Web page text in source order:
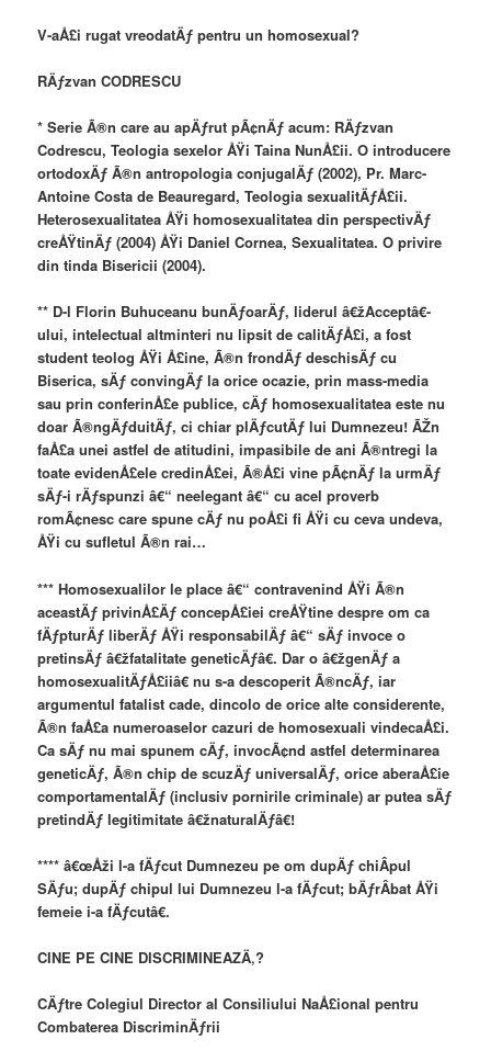
V-aÅ£i rugat vreodatÄƒ pentru un homosexual?
RÄƒzvan CODRESCU
* Serie Ã®n care au apÄƒrut pÃ¢nÄƒ acum: RÄƒzvan
Codrescu, Teologia sexelor ÅŸi Taina NunÅ£ii. O introducere
ortodoxÄƒ Ã®n antropologia conjugalÄƒ (2002), Pr. Marc-
Antoine Costa de Beauregard, Teologia sexualitÄƒÅ£ii.
Heterosexualitatea ÅŸi homosexualitatea din perspectivÄƒ
creÅŸtinÄƒ (2004) ÅŸi Daniel Cornea, Sexualitatea. O privire
din tinda Bisericii (2004).
** D-l Florin Buhuceanu bunÄƒoarÄƒ, liderul â€žAcceptâ€-
ului, intelectual altminteri nu lipsit de calitÄƒÅ£i, a fost
student teolog ÅŸi Å£ine, Ã®n frondÄƒ deschisÄƒ cu
Biserica, sÄƒ convingÄƒ la orice ocazie, prin mass-media
sau prin conferinÅ£e publice, cÄƒ homosexualitatea este nu
doar Ã®ngÄƒduitÄƒ, ci chiar plÄƒcutÄƒ lui Dumnezeu! ÃŽn
faÅ£a unei astfel de atitudini, impasibile de ani Ã®ntregi la
toate evidenÅ£ele credinÅ£ei, Ã®Å£i vine pÃ¢nÄƒ la urmÄƒ
sÄƒ-i rÄƒspunzi â€“ neelegant â€“ cu acel proverb
romÃ¢nesc care spune cÄƒ nu poÅ£i fi ÅŸi cu ceva undeva,
ÅŸi cu sufletul Ã®n rai…
*** Homosexualilor le place â€“ contravenind ÅŸi Ã®n
aceastÄƒ privinÅ£Äƒ concepÅ£iei creÅŸtine despre om ca
fÄƒpturÄƒ liberÄƒ ÅŸi responsabilÄƒ â€“ sÄƒ invoce o
pretinsÄƒ â€žfatalitate geneticÄƒâ€. Dar o â€žgenÄƒ a
homosexualitÄƒÅ£iiâ€ nu s-a descoperit Ã®ncÄƒ, iar
argumentul fatalist cade, dincolo de orice alte considerente,
Ã®n faÅ£a numeroaselor cazuri de homosexuali vindecaÅ£i.
Ca sÄƒ nu mai spunem cÄƒ, invocÃ¢nd astfel determinarea
geneticÄƒ, Ã®n chip de scuzÄƒ universalÄƒ, orice aberaÅ£ie
comportamentalÄƒ (inclusiv pornirile criminale) ar putea sÄƒ
pretindÄƒ legitimitate â€žnaturalÄƒâ€!
**** â€œÅži l-a fÄƒcut Dumnezeu pe om dupÄƒ chiÂ­pul
SÄƒu; dupÄƒ chipul lui Dumnezeu l-a fÄƒcut; bÄƒrÂ­bat ÅŸi
femeie i-a fÄƒcutâ€.
CINE PE CINE DISCRIMINEAZÄ‚?
CÄƒtre Colegiul Director al Consiliului NaÅ£ional pentru
Combaterea DiscriminÄƒrii